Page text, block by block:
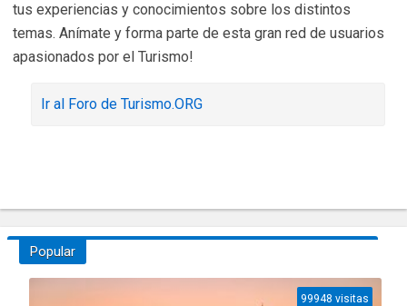
tus experiencias y conocimientos sobre los distintos
temas. Anímate y forma parte de esta gran red de usuarios
apasionados por el Turismo!
Ir al Foro de Turismo.ORG
Popular
99948 visitas